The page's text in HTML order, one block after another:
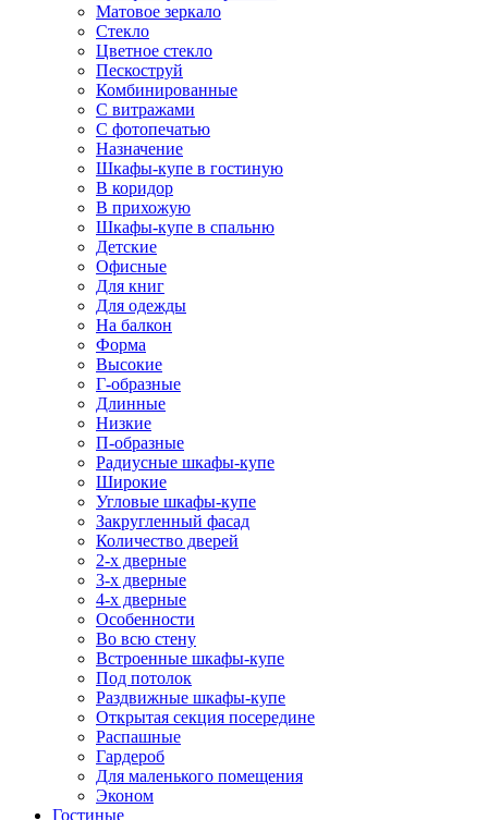
Матовое зеркало
Стекло
Цветное стекло
Пескоструй
Комбинированные
С витражами
С фотопечатью
Назначение
Шкафы-купе в гостиную
В коридор
В прихожую
Шкафы-купе в спальню
Детские
Офисные
Для книг
Для одежды
На балкон
Форма
Высокие
Г-образные
Длинные
Низкие
П-образные
Радиусные шкафы-купе
Широкие
Угловые шкафы-купе
Закругленный фасад
Количество дверей
2-х дверные
3-х дверные
4-х дверные
Особенности
Во всю стену
Встроенные шкафы-купе
Под потолок
Раздвижные шкафы-купе
Открытая секция посередине
Распашные
Гардероб
Для маленького помещения
Эконом
Гостиные